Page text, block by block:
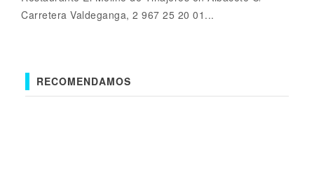
Carretera Valdeganga, 2 967 25 20 01...
RECOMENDAMOS